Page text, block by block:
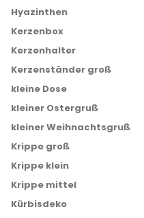
Hyazinthen
Kerzenbox
Kerzenhalter
Kerzenständer groß
kleine Dose
kleiner Ostergruß
kleiner Weihnachtsgruß
Krippe groß
Krippe klein
Krippe mittel
Kürbisdeko